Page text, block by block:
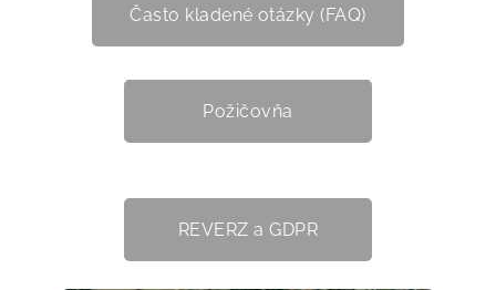
Často kladené otázky (FAQ)
Požičovňa
REVERZ a GDPR